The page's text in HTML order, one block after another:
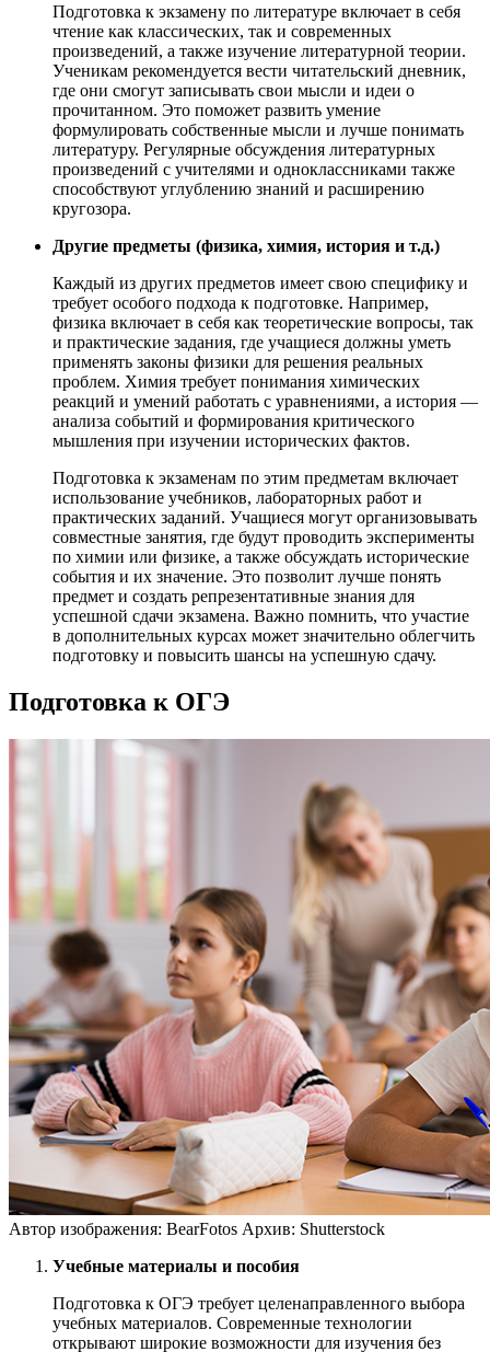
Подготовка к экзамену по литературе включает в себя
чтение как классических, так и современных
произведений, а также изучение литературной теории.
Ученикам рекомендуется вести читательский дневник,
где они смогут записывать свои мысли и идеи о
прочитанном. Это поможет развить умение
формулировать собственные мысли и лучше понимать
литературу. Регулярные обсуждения литературных
произведений с учителями и одноклассниками также
способствуют углублению знаний и расширению
кругозора.
Другие предметы (физика, химия, история и т.д.)
Каждый из других предметов имеет свою специфику и
требует особого подхода к подготовке. Например,
физика включает в себя как теоретические вопросы, так
и практические задания, где учащиеся должны уметь
применять законы физики для решения реальных
проблем. Химия требует понимания химических
реакций и умений работать с уравнениями, а история —
анализа событий и формирования критического
мышления при изучении исторических фактов.
Подготовка к экзаменам по этим предметам включает
использование учебников, лабораторных работ и
практических заданий. Учащиеся могут организовывать
совместные занятия, где будут проводить эксперименты
по химии или физике, а также обсуждать исторические
события и их значение. Это позволит лучше понять
предмет и создать репрезентативные знания для
успешной сдачи экзамена. Важно помнить, что участие
в дополнительных курсах может значительно облегчить
подготовку и повысить шансы на успешную сдачу.
Подготовка к ОГЭ
Автор изображения: BearFotos Архив: Shutterstock
Учебные материалы и пособия
Подготовка к ОГЭ требует целенаправленного выбора
учебных материалов. Современные технологии
открывают широкие возможности для изучения без